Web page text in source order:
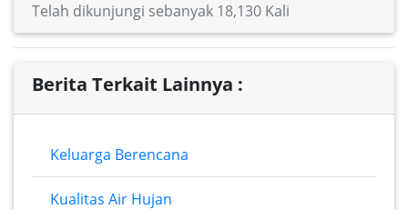
Telah dikunjungi sebanyak 18,130 Kali
Berita Terkait Lainnya :
Keluarga Berencana
Kualitas Air Hujan